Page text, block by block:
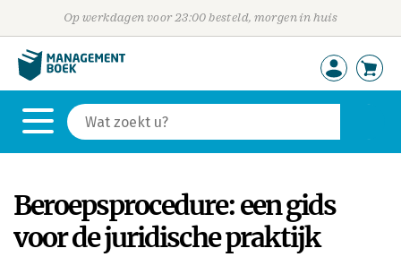
Op werkdagen voor 23:00 besteld, morgen in huis
Beroepsprocedure: een gids
voor de juridische praktijk